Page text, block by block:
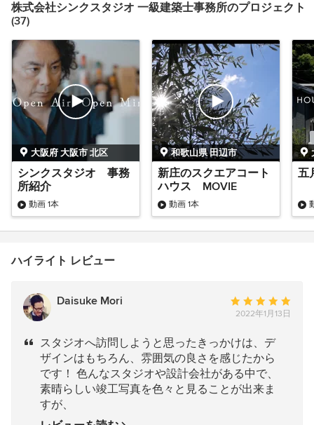
株式会社シンクスタジオ 一級建築士事務所のプロジェクト
(37)
大阪府 大阪市 北区
シンクスタジオ 事務
所紹介
動画 1本
和歌山県 田辺市
新庄のスクエアコート
ハウス MOVIE
動画 1本
五
ハイライト レビュー
Daisuke Mori
平
均
価：
5
つ
星
2022年1月13日
スタジオへ訪問しようと思ったきっかけは、デ
ザインはもちろん、雰囲気の良さを感じたから
です！ 色んなスタジオや設計会社がある中で、
素晴らしい竣工写真を色々と見ることが出来ま
すが、